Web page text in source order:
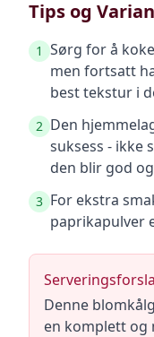
Tips og
1 Sørg for å
men fortsatt
best tekstur i
2 Den
suksess - ikke
den blir god
3 For ekstra
paprikapulver
Denne
en komplett